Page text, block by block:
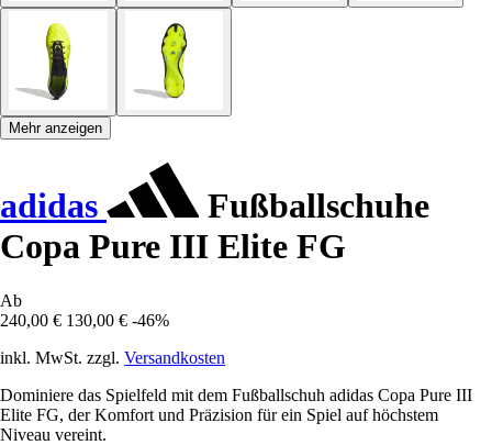
Mehr anzeigen
adidas
Fußballschuhe
Copa Pure III Elite FG
Ab
240,00 € 130,00 € -46%
inkl. MwSt. zzgl. Versandkosten
Dominiere das Spielfeld mit dem Fußballschuh adidas Copa Pure III
Elite FG, der Komfort und Präzision für ein Spiel auf höchstem
Niveau vereint.